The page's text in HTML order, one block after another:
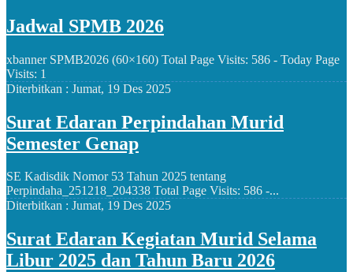
Jadwal SPMB 2026
xbanner SPMB2026 (60×160) Total Page Visits: 586 - Today Page
Visits: 1
Diterbitkan : Jumat, 19 Des 2025
Surat Edaran Perpindahan Murid
Semester Genap
SE Kadisdik Nomor 53 Tahun 2025 tentang
Perpindaha_251218_204338 Total Page Visits: 586 -...
Diterbitkan : Jumat, 19 Des 2025
Surat Edaran Kegiatan Murid Selama
Libur 2025 dan Tahun Baru 2026